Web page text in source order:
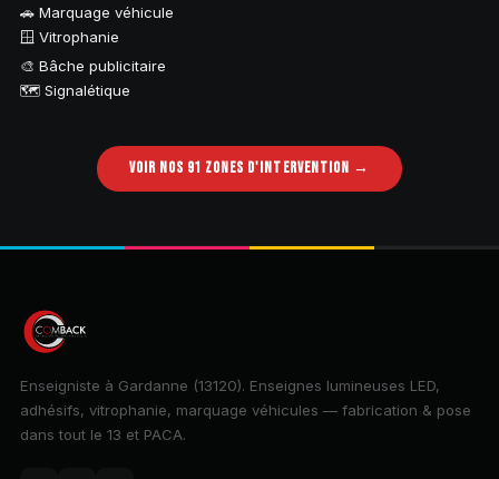
🚗 Marquage véhicule
🪟 Vitrophanie
🎨 Bâche publicitaire
🗺️ Signalétique
VOIR NOS 91 ZONES D'INTERVENTION →
Enseigniste à Gardanne (13120). Enseignes lumineuses LED,
adhésifs, vitrophanie, marquage véhicules — fabrication & pose
dans tout le 13 et PACA.